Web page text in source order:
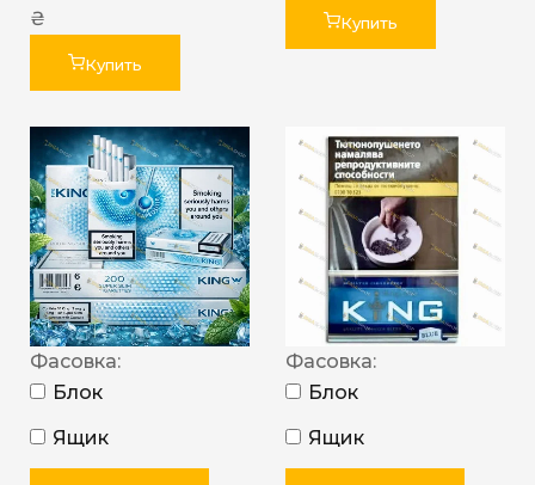
₴
Купить
Купить
Фасовка:
Блок
Ящик
Фасовка:
Блок
Ящик